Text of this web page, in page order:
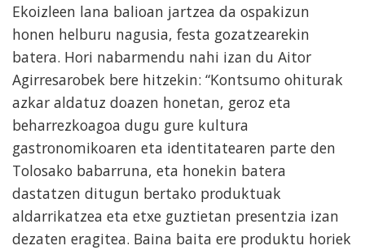
Ekoizleen lana balioan jartzea da ospakizun
honen helburu nagusia, festa gozatzearekin
batera. Hori nabarmendu nahi izan du Aitor
Agirresarobek bere hitzekin: “Kontsumo ohiturak
azkar aldatuz doazen honetan, geroz eta
beharrezkoagoa dugu gure kultura
gastronomikoaren eta identitatearen parte den
Tolosako babarruna, eta honekin batera
dastatzen ditugun bertako produktuak
aldarrikatzea eta etxe guztietan presentzia izan
dezaten eragitea. Baina baita ere produktu horiek